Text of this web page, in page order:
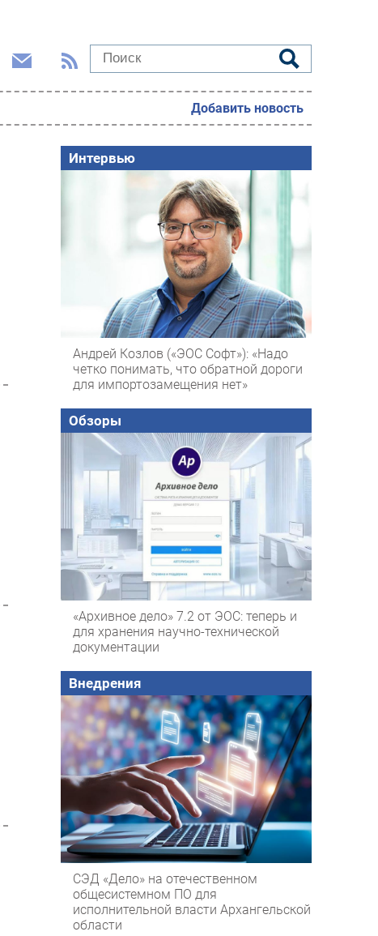
Добавить новость
Интервью
Андрей Козлов («ЭОС Софт»): «Надо
четко понимать, что обратной дороги
для импортозамещения нет»
Обзоры
«Архивное дело» 7.2 от ЭОС: теперь и
для хранения научно-технической
документации
Внедрения
СЭД «Дело» на отечественном
общесистемном ПО для
исполнительной власти Архангельской
области